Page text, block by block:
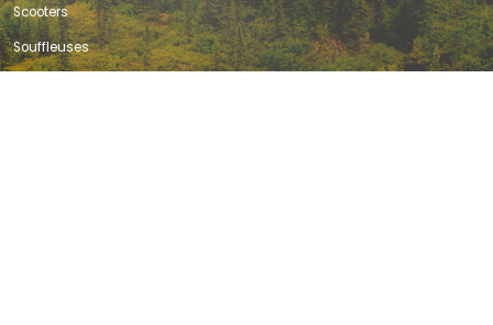
Scooters
Souffleuses